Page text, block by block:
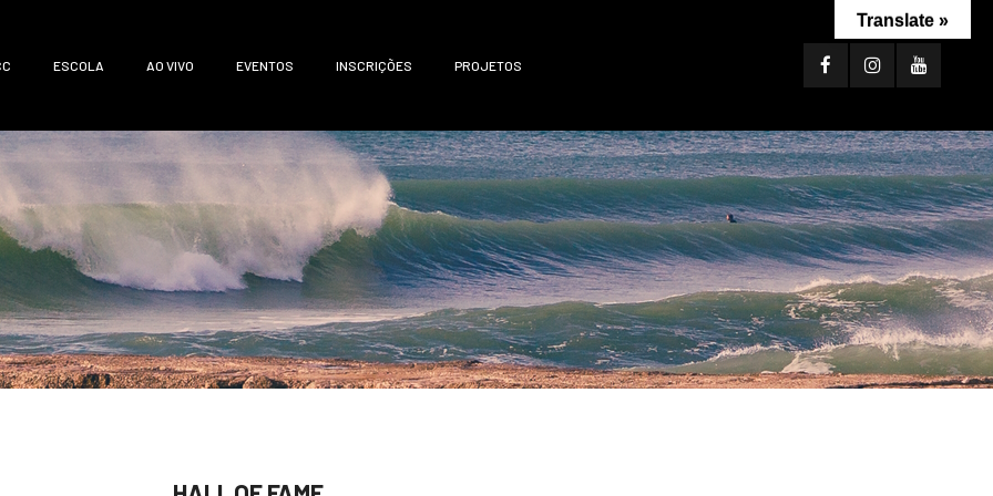
ESCOLA AO VIVO EVENTOS INSCRIÇÕES PROJETOS
Translate »